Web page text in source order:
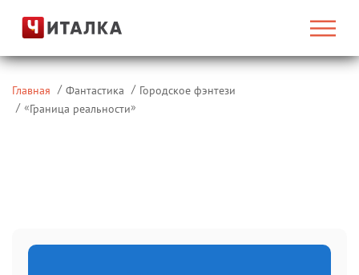
Главная Фантастика
Городское фэнтези
«Граница реальности»